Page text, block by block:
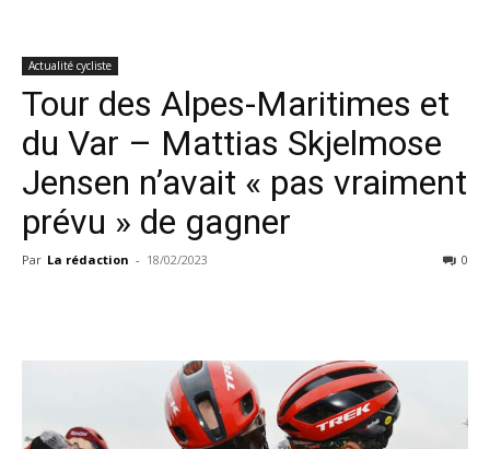
Actualité cycliste
Tour des Alpes-Maritimes et
du Var – Mattias Skjelmose
Jensen n’avait « pas vraiment
prévu » de gagner
Par La rédaction - 18/02/2023 0